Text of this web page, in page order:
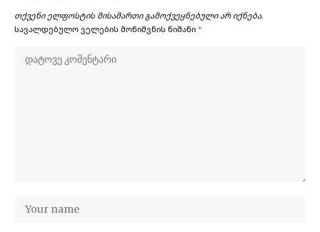
თქვენი ელფოსტის მისამართი გამოქვეყნებული არ იქნება.
სავალდებულო ველების მონიშვნის ნიშანი *